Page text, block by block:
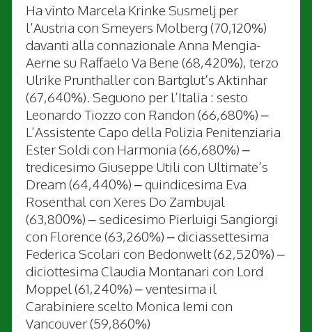
Ha vinto Marcela Krinke Susmelj per
l’Austria con Smeyers Molberg (70,120%)
davanti alla connazionale Anna Mengia-
Aerne su Raffaelo Va Bene (68,420%), terzo
Ulrike Prunthaller con Bartglut’s Aktinhar
(67,640%). Seguono per l’Italia : sesto
Leonardo Tiozzo con Randon (66,680%) –
L’Assistente Capo della Polizia Penitenziaria
Ester Soldi con Harmonia (66,680%) –
tredicesimo Giuseppe Utili con Ultimate’s
Dream (64,440%) – quindicesima Eva
Rosenthal con Xeres Do Zambujal
(63,800%) – sedicesimo Pierluigi Sangiorgi
con Florence (63,260%) – diciassettesima
Federica Scolari con Bedonwelt (62,520%) –
diciottesima Claudia Montanari con Lord
Moppel (61,240%) – ventesima il
Carabiniere scelto Monica Iemi con
Vancouver (59,860%)